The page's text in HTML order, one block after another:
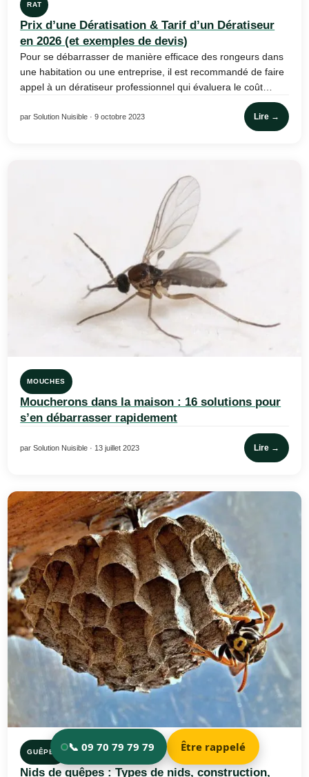
RAT
Prix d’une Dératisation & Tarif d’un Dératiseur
en 2026 (et exemples de devis)
Pour se débarrasser de manière efficace des rongeurs dans
une habitation ou une entreprise, il est recommandé de faire
appel à un dératiseur professionnel qui évaluera le coût…
par Solution Nuisible · 9 octobre 2023 Lire →
MOUCHES
Moucherons dans la maison : 16 solutions pour
s’en débarrasser rapidement
par Solution Nuisible · 13 juillet 2023 Lire →
GUÊPES
Nids de guêpes : Types de nids, construction,